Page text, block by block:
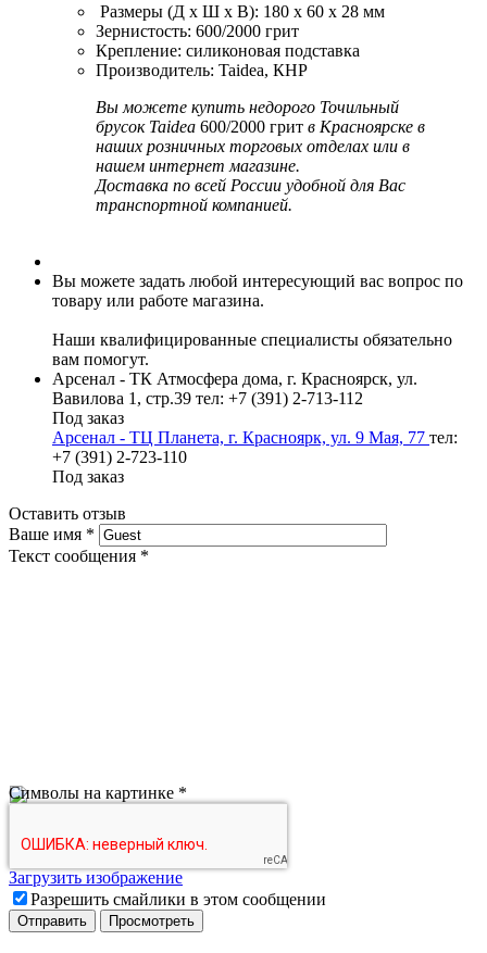
Размеры (Д х Ш х В): 180 х 60 х 28 мм
Зернистость: 600/2000 грит
Крепление: силиконовая подставка
Производитель: Taidea, КНР
Вы можете купить недорого Точильный
брусок Taidea 600/2000 грит в Красноярске в
наших розничных торговых отделах или в
нашем интернет магазине.
Доставка по всей России удобной для Вас
транспортной компанией.
Вы можете задать любой интересующий вас вопрос по
товару или работе магазина.
Наши квалифицированные специалисты обязательно
вам помогут.
Арсенал - ТК Атмосфера дома, г. Красноярск, ул.
Вавилова 1, стр.39 тел: +7 (391) 2-713-112
Под заказ
Арсенал - ТЦ Планета, г. Красноярк, ул. 9 Мая, 77 тел:
+7 (391) 2-723-110
Под заказ
Оставить отзыв
Ваше имя *
Текст сообщения *
Символы на картинке *
Загрузить изображение
Разрешить смайлики в этом сообщении